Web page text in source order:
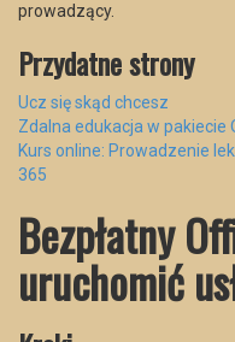
prowadzący.
Przydatne strony
Ucz się skąd chcesz
Zdalna edukacja w pakiecie
Kurs online: Prowadzenie
365
Bezpłatny
uruchomić